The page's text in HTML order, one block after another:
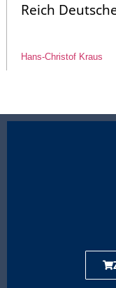
Reich
Hans-Christof Kraus